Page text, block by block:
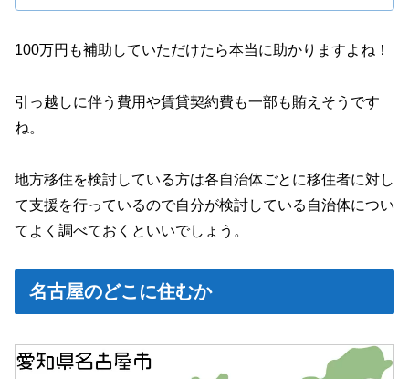
100万円も補助していただけたら本当に助かりますよね！
引っ越しに伴う費用や賃貸契約費も一部も賄えそうです
ね。
地方移住を検討している方は各自治体ごとに移住者に対し
て支援を行っているので自分が検討している自治体につい
てよく調べておくといいでしょう。
名古屋のどこに住むか